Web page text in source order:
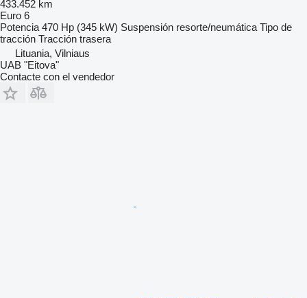
433.452 km
Euro 6
Potencia 470 Hp (345 kW) Suspensión resorte/neumática Tipo de
tracción Tracción trasera
Lituania, Vilniaus
UAB "Eitova"
Contacte con el vendedor